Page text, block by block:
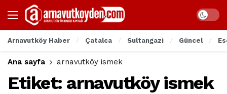
Arnavutköy Haber Çatalca Sultangazi Güncel
Ana sayfa arnavutköy ismek
Etiket: arnavutköy ismek